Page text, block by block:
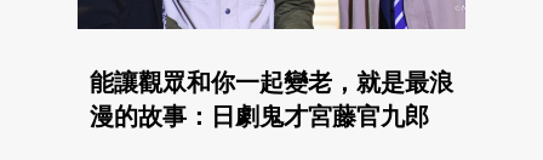
能讓觀眾和你一起變老，就是最浪
漫的故事：日劇鬼才宮藤官九郎